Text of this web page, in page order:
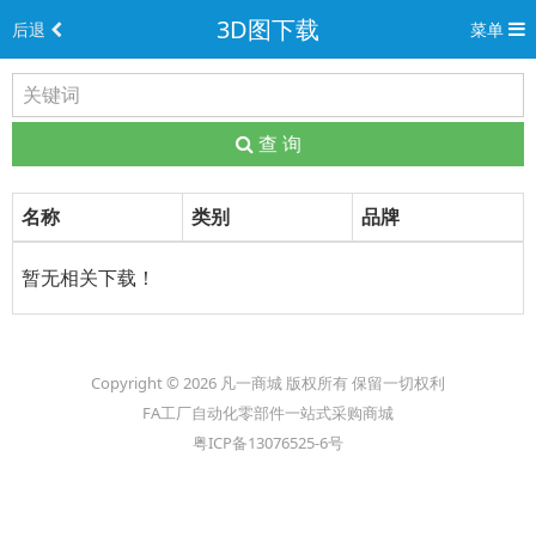
后退 3D图下载 菜单
查 询
名称 类别 品牌
暂无相关下载！
Copyright © 2026 凡一商城 版权所有 保留一切权利
FA工厂自动化零部件一站式采购商城
粤ICP备13076525-6号